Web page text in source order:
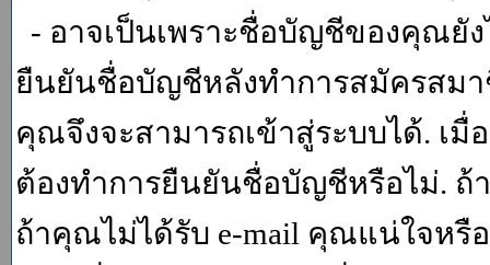
- อาจเป็นเพราะชื่อบัญชีของคุณยั
ยืนยันชื่อบัญชีหลังทำการสมัครสมา
คุณจึงจะสามารถเข้าสู่ระบบได้. เ
ต้องทำการยืนยันชื่อบัญชีหรือไม่.
ถ้าคุณไม่ได้รับ e-mail คุณแน่ใจหรื